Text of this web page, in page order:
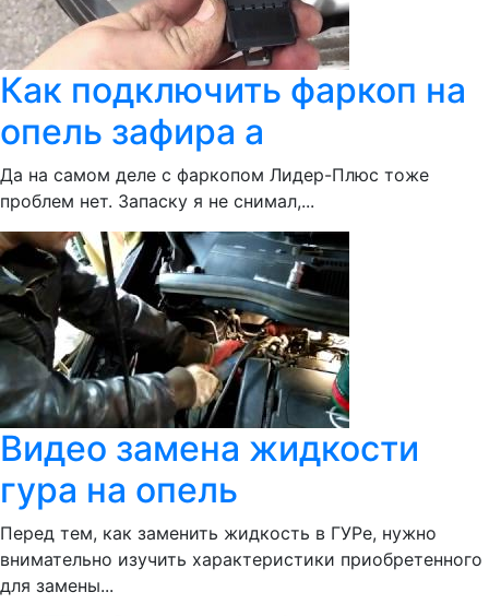
Как подключить фаркоп на
опель зафира а
Да на самом деле с фаркопом Лидер-Плюс тоже
проблем нет. Запаску я не снимал,...
Видео замена жидкости
гура на опель
Перед тем, как заменить жидкость в ГУРе, нужно
внимательно изучить характеристики приобретенного
для замены...